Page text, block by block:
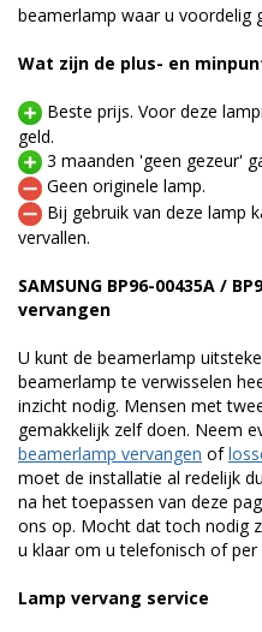
beamerlamp waar u voordelig
Wat zijn de plus- en
Beste prijs. Voor deze
geld.
3 maanden 'geen gezeur'
Geen originele lamp.
Bij gebruik van deze lamp
vervallen.
SAMSUNG BP96-00435A /
vervangen
U kunt de beamerlamp
beamerlamp te verwisselen
inzicht nodig. Mensen met
gemakkelijk zelf doen. Neem
beamerlamp vervangen of
moet de installatie al redelijk
na het toepassen van deze
ons op. Mocht dat toch nodig
u klaar om u telefonisch of
Lamp vervang service